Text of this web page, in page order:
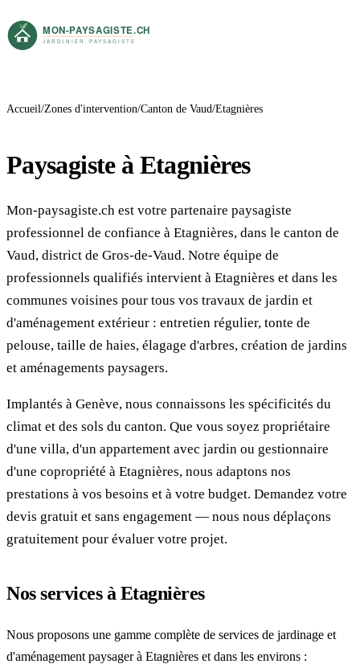
Accueil Zones d'intervention Canton de Vaud Etagnières
Paysagiste à Etagnières
Mon-paysagiste.ch est votre partenaire paysagiste
professionnel de confiance à Etagnières, dans le canton de
Vaud, district de Gros-de-Vaud. Notre équipe de
professionnels qualifiés intervient à Etagnières et dans les
communes voisines pour tous vos travaux de jardin et
d'aménagement extérieur : entretien régulier, tonte de
pelouse, taille de haies, élagage d'arbres, création de jardins
et aménagements paysagers.
Implantés à Genève, nous connaissons les spécificités du
climat et des sols du canton. Que vous soyez propriétaire
d'une villa, d'un appartement avec jardin ou gestionnaire
d'une copropriété à Etagnières, nous adaptons nos
prestations à vos besoins et à votre budget. Demandez votre
devis gratuit et sans engagement — nous nous déplaçons
gratuitement pour évaluer votre projet.
Nos services à Etagnières
Nous proposons une gamme complète de services de jardinage et
d'aménagement paysager à Etagnières et dans les environs :